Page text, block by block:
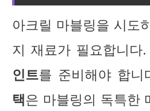
아크릴 마블링을 시도
지 재료가 필요합니다.
인트를 준비해야 합니
택은 마블링의 독특한